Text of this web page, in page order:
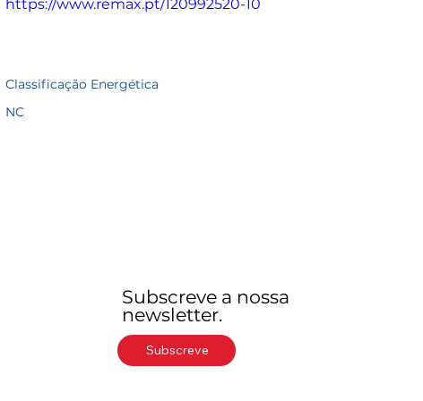
https://www.remax.pt/120992520-10
Classificação Energética
NC
Subscreve a nossa
newsletter.
Subscreve